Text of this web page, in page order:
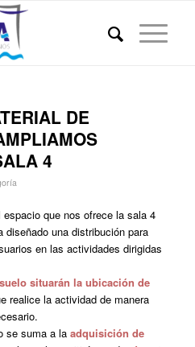
DE
4
que nos ofrece la sala 4
una distribución para
en las actividades dirigidas
situarán la ubicación de
realice la actividad de manera
se suma a la adquisición de